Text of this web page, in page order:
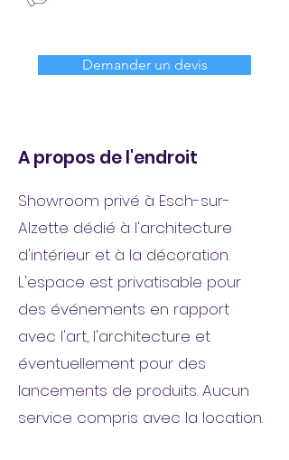
Demander un devis
A propos de l'endroit
Showroom privé à Esch-sur-
Alzette dédié à l'architecture
d'intérieur et à la décoration.
L'espace est privatisable pour
des événements en rapport
avec l'art, l'architecture et
éventuellement pour des
lancements de produits. Aucun
service compris avec la location.